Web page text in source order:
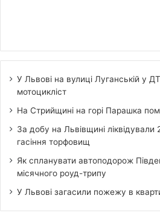
У Львові на вулиці Луганській у
мотоцикліст
На Стрийщині на горі Парашка
За добу на Львівщині
гасіння торфовищ
Як спланувати автоподорож
місячного роуд-трипу
У Львові загасили пожежу в